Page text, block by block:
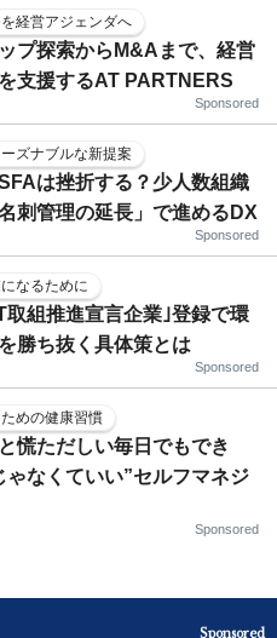
経営アジェンダへ
プ探索からM&Aまで、経営
支援するAT PARTNERS
Sponsored
ズナブルな新提案
は挫折する？少人数組織
刺管理の延長」で進めるDX
Sponsored
なるために
取組推進宣言企業｣登録で環
勝ち抜く具体策とは
Sponsored
めの健康習慣
慌ただしい毎日でもでき
ゃなくていい”セルフマネジ
Sponsored
Sponsored